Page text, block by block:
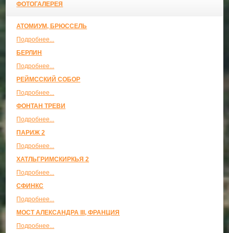
ФОТОГАЛЕРЕЯ
АТОМИУМ, БРЮССЕЛЬ
Подробнее...
БЕРЛИН
Подробнее...
РЕЙМССКИЙ СОБОР
Подробнее...
ФОНТАН ТРЕВИ
Подробнее...
ПАРИЖ 2
Подробнее...
ХАТЛЬГРИМСКИРКЬЯ 2
Подробнее...
СФИНКС
Подробнее...
МОСТ АЛЕКСАНДРА III, ФРАНЦИЯ
Подробнее...